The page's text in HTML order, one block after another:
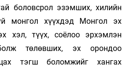
боловсрол эзэмших, хилийн
монгол хүүхдэд Монгол эх
хэл, түүх, соёлоо эрхэмлэн
төлөвших, эх орондоо
тэгш боломжийг хангах